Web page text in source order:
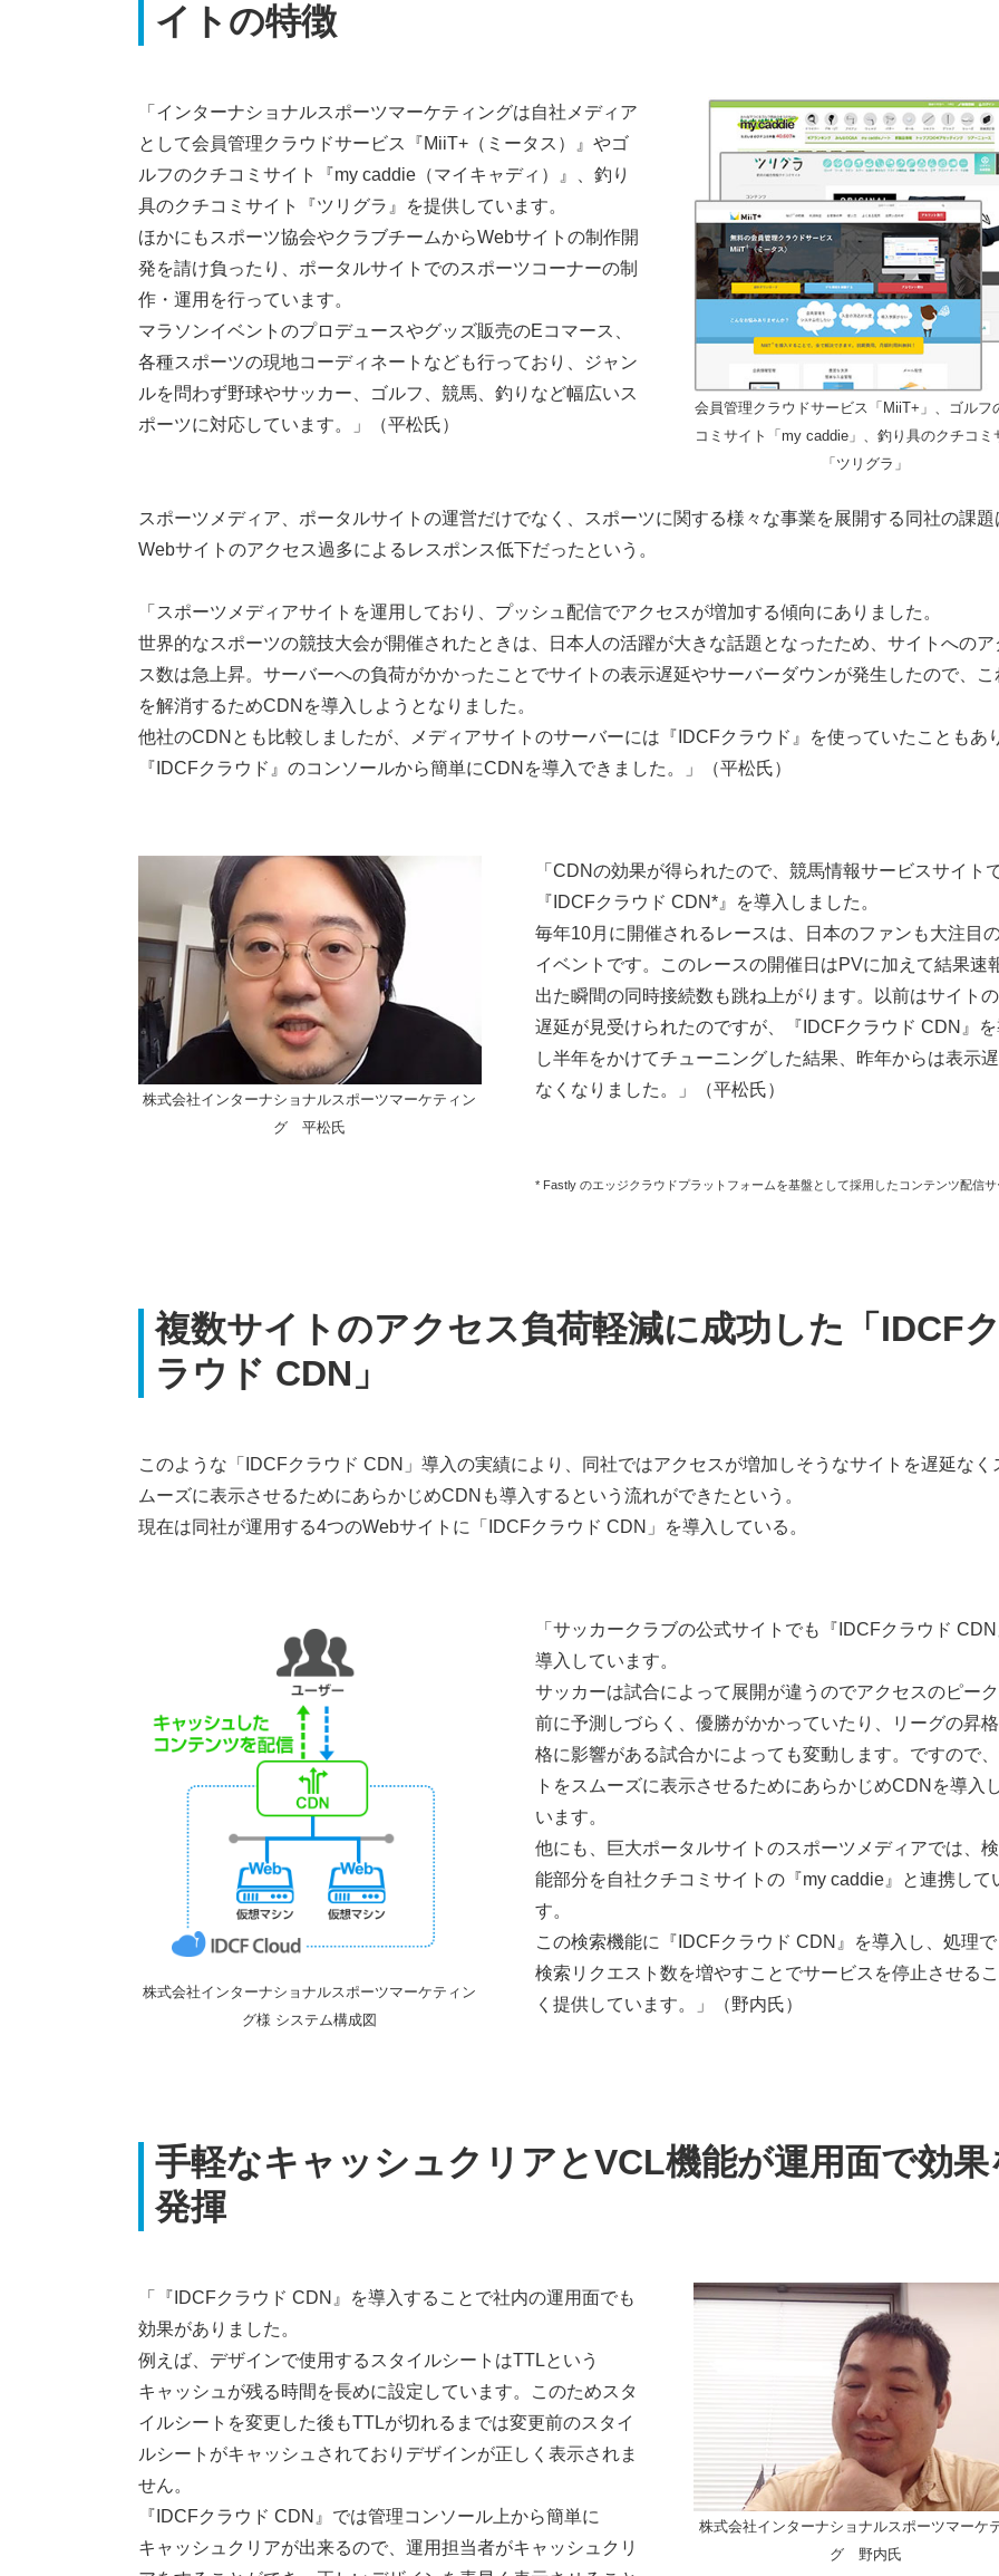
イトの特徴
「インターナショナルスポーツマーケティングは自社メディア
として会員管理クラウドサービス『MiiT+（ミータス）』やゴ
ルフのクチコミサイト『my caddie（マイキャディ）』、釣り
具のクチコミサイト『ツリグラ』を提供しています。
ほかにもスポーツ協会やクラブチームからWebサイトの制作開
発を請け負ったり、ポータルサイトでのスポーツコーナーの制
作・運用を行っています。
マラソンイベントのプロデュースやグッズ販売のEコマース、
各種スポーツの現地コーディネートなども行っており、ジャン
ルを問わず野球やサッカー、ゴルフ、競馬、釣りなど幅広いス
ポーツに対応しています。」（平松氏）
会員管理クラウドサービス「MiiT+」、ゴルフ
コミサイト「my caddie」、釣り具のクチコミ
「ツリグラ」
スポーツメディア、ポータルサイトの運営だけでなく、スポーツに関する様々な事業を展開する同社の課題
Webサイトのアクセス過多によるレスポンス低下だったという。
「スポーツメディアサイトを運用しており、プッシュ配信でアクセスが増加する傾向にありました。
世界的なスポーツの競技大会が開催されたときは、日本人の活躍が大きな話題となったため、サイトへのア
ス数は急上昇。サーバーへの負荷がかかったことでサイトの表示遅延やサーバーダウンが発生したので、こ
を解消するためCDNを導入しようとなりました。
他社のCDNとも比較しましたが、メディアサイトのサーバーには『IDCFクラウド』を使っていたこともあ
『IDCFクラウド』のコンソールから簡単にCDNを導入できました。」（平松氏）
株式会社インターナショナルスポーツマーケティン
グ 平松氏
「CDNの効果が得られたので、競馬情報サービスサイト
『IDCFクラウド CDN*』を導入しました。
毎年10月に開催されるレースは、日本のファンも大注目
イベントです。このレースの開催日はPVに加えて結果速
出た瞬間の同時接続数も跳ね上がります。以前はサイト
遅延が見受けられたのですが、『IDCFクラウド CDN』を
し半年をかけてチューニングした結果、昨年からは表示
なくなりました。」（平松氏）
* Fastly のエッジクラウドプラットフォームを基盤として採用したコンテンツ配信サ
複数サイトのアクセス負荷軽減に成功した「IDCFク
ラウド CDN」
このような「IDCFクラウド CDN」導入の実績により、同社ではアクセスが増加しそうなサイトを遅延なく
ムーズに表示させるためにあらかじめCDNも導入するという流れができたという。
現在は同社が運用する4つのWebサイトに「IDCFクラウド CDN」を導入している。
株式会社インターナショナルスポーツマーケティン
グ様 システム構成図
「サッカークラブの公式サイトでも『IDCFクラウド
導入しています。
サッカーは試合によって展開が違うのでアクセスのピー
前に予測しづらく、優勝がかかっていたり、リーグの昇
格に影響がある試合かによっても変動します。ですので
トをスムーズに表示させるためにあらかじめCDNを導入
います。
他にも、巨大ポータルサイトのスポーツメディアでは、
能部分を自社クチコミサイトの『my caddie』と連携して
す。
この検索機能に『IDCFクラウド CDN』を導入し、処理で
検索リクエスト数を増やすことでサービスを停止させる
く提供しています。」（野内氏）
手軽なキャッシュクリアとVCL機能が運用面で効果
発揮
「『IDCFクラウド CDN』を導入することで社内の運用面でも
効果がありました。
例えば、デザインで使用するスタイルシートはTTLという
キャッシュが残る時間を長めに設定しています。このためスタ
イルシートを変更した後もTTLが切れるまでは変更前のスタイ
ルシートがキャッシュされておりデザインが正しく表示されま
せん。
『IDCFクラウド CDN』では管理コンソール上から簡単に
キャッシュクリアが出来るので、運用担当者がキャッシュクリ
株式会社インターナショナルスポーツマーケ
グ 野内氏